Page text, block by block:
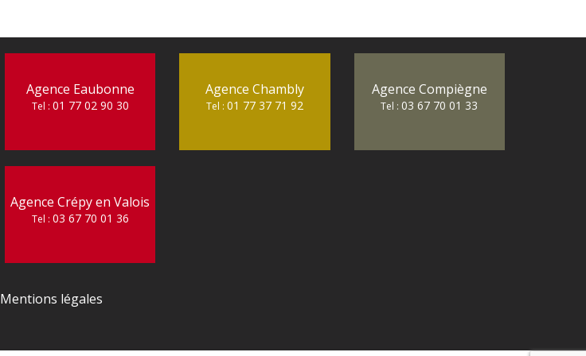
Agence Eaubonne
Tel : 01 77 02 90 30
Agence Chambly
Tel : 01 77 37 71 92
Agence Compiègne
Tel :03 67 70 01 33
Agence Crépy en Valois
Tel : 03 67 70 01 36
Mentions légales